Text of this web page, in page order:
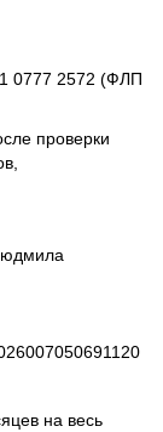
0777 2572 (ФЛП
проверки
на весь